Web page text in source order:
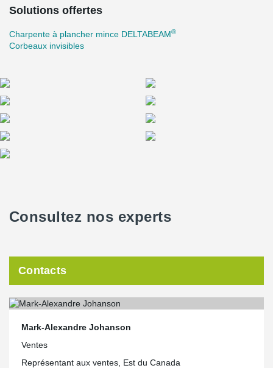
Solutions offertes
Charpente à plancher mince DELTABEAM®
Corbeaux invisibles
Consultez nos experts
Contacts
Mark-Alexandre Johanson
Ventes
Représentant aux ventes, Est du Canada